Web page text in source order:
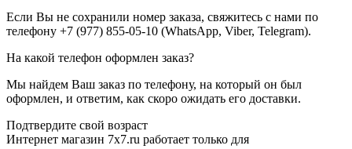
Если Вы не сохранили номер заказа, свяжитесь с нами по
телефону +7 (977) 855-05-10 (WhatsApp, Viber, Telegram).
На какой телефон оформлен заказ?
Мы найдем Ваш заказ по телефону, на который он был
оформлен, и ответим, как скоро ожидать его доставки.
Подтвердите свой возраст
Интернет магазин 7x7.ru работает только для